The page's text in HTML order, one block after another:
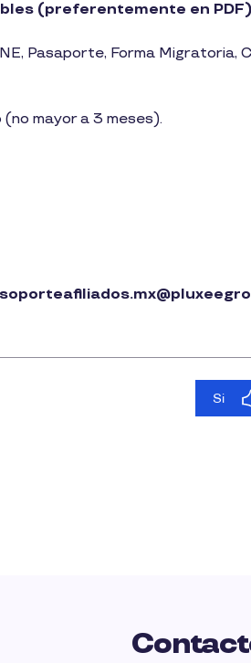
(preferentemente en
Pasaporte, Forma Migratoria,
mayor a 3 meses).